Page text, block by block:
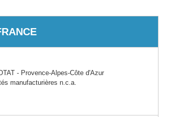
- Provence-Alpes-Côte d'Azur
manufacturières n.c.a.